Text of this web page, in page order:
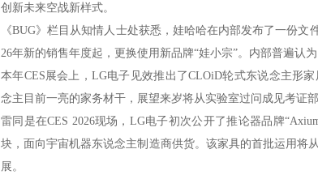
创新未来空战新样式。
《BUG》栏目从知情人士处获悉，娃哈哈在内部发布了一份
26年新的销售年度起，更换使用新品牌“娃小宗”。内部普遍认
本年CES展会上，LG电子见效推出了CLOiD轮式东说念主形
念主目前一亮的家务材干，展望来岁将从实验室过问成见考证部
雷同是在CES 2026现场，LG电子初次公开了推论器品牌
块，面向宇宙机器东说念主制造商供货。该家具的首批运用将
展。